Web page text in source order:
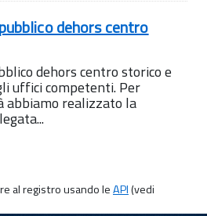
dehors centro
dehors centro storico e
uffici competenti. Per
realizzato la
al registro usando leAPI(vedi